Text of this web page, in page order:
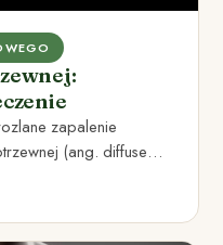
zapalenie
(ang. diffuse